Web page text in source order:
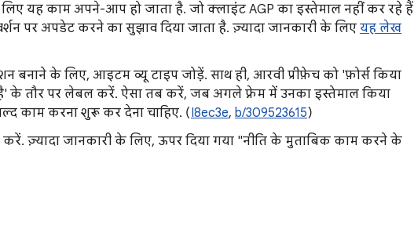
यह काम अपने-आप हो जाता है. जो क्लाइंट AGP का इस्तेमाल नहीं कर रहे हैं
पर अपडेट करने का सुझाव दिया जाता है. ज़्यादा जानकारी के लिए यह लेख
बनाने के लिए, आइटम व्यू टाइप जोड़ें. साथ ही, आरवी प्रीफ़ेच को 'फ़ोर्स किया
के तौर पर लेबल करें. ऐसा तब करें, जब अगले फ़्रेम में उनका इस्तेमाल किया
काम करना शुरू कर देना चाहिए. (I8ec3e, b/309523615)
ज़्यादा जानकारी के लिए, ऊपर दिया गया "नीति के मुताबिक काम करने के